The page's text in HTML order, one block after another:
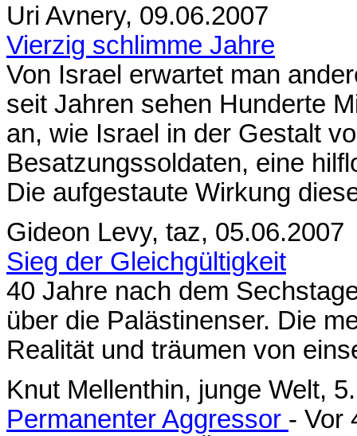
Uri Avnery, 09.06.2007
Vierzig schlimme Jahre
Von Israel erwartet man
seit Jahren sehen Hunderte
an, wie Israel in der Gestalt
Besatzungssoldaten, eine
Die aufgestaute Wirkung
Gideon Levy, taz, 05.06.2007
Sieg der Gleichgültigkeit
40 Jahre nach dem
über die Palästinenser. Die
Realität und träumen von
Knut Mellenthin, junge Welt,
Permanenter Aggressor - Vor